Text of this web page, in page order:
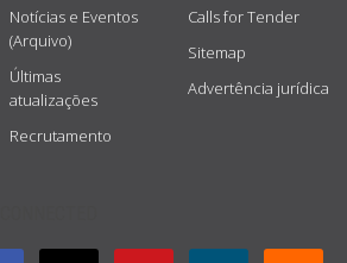
Notícias e Eventos
(Arquivo)
Últimas
atualizações
Recrutamento
Calls for Tender
Sitemap
Advertência jurídica